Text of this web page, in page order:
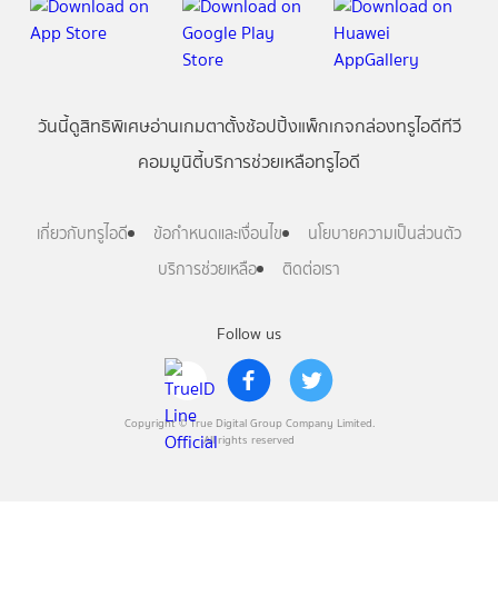
Follow us
Copyright © True Digital Group Company Limited.
All rights reserved
วันนี้ดูสิทธิพิเศษอ่านเกมตาตั้งช้อปปิ้งแพ็กเกจกล่องทรูไอดีทีวี
คอมมูนิตี้บริการช่วยเหลือทรูไอดี
เกี่ยวกับทรูไอดี ข้อกำหนดและเงื่อนไข
นโยบายความเป็นส่วนตัว
บริการช่วยเหลือ
ติดต่อเรา